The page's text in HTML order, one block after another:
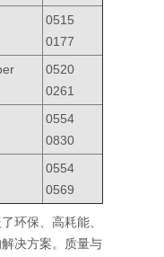
0515
0177
0520
0261
0554
0830
0554
0569
环保、高耗能、
决方案。质量与